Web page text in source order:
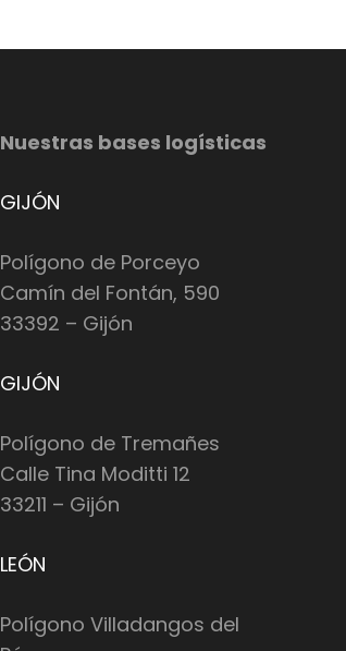
Nuestras bases logísticas
GIJÓN
Polígono de Porceyo
Camín del Fontán, 590
33392 – Gijón
GIJÓN
Polígono de Tremañes
Calle Tina Moditti 12
33211 – Gijón
LEÓN
Polígono Villadangos del